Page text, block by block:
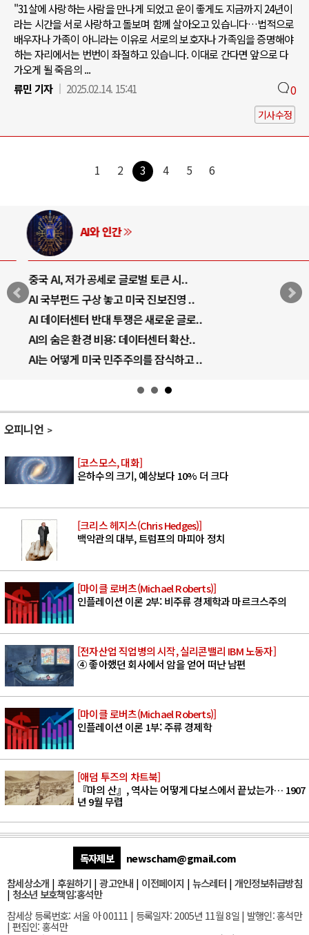
"31살에 사랑하는 사람을 만나게 되었고 운이 좋게도 지금까지 24년이
라는 시간을 서로 사랑하고 돌보며 함께 살아오고 있습니다…법적으로
배우자나 가족이 아니라는 이유로 서로의 보호자나 가족임을 증명해야
하는 자리에서는 번번이 좌절하고 있습니다. 이대로 간다면 앞으로 다
가오게 될 죽음의 ...
류민 기자
2025.02.14. 15:41 0
기사수정
1 2 3 4 5 6
AI와 인간
중국 AI, 저가 공세로 글로벌 토큰 시..
AI 국부펀드 구상 놓고 미국 진보진영 ..
AI 데이터센터 반대 투쟁은 새로운 글로..
AI의 숨은 환경 비용: 데이터센터 확산..
AI는 어떻게 미국 민주주의를 잠식하고 ..
오피니언
[코스모스, 대화]
은하수의 크기, 예상보다 10% 더 크다
[크리스 헤지스(Chris Hedges)]
백악관의 대부, 트럼프의 마피아 정치
[마이클 로버츠(Michael Roberts)]
인플레이션 이론 2부: 비주류 경제학과 마르크스주의
[전자산업 직업병의 시작, 실리콘밸리 IBM 노동자]
④ 좋아했던 회사에서 암을 얻어 떠난 남편
[마이클 로버츠(Michael Roberts)]
인플레이션 이론 1부: 주류 경제학
[애덤 투즈의 차트북]
『마의 산』, 역사는 어떻게 다보스에서 끝났는가… 1907
년 9월 무렵
독자제보
newscham@gmail.com
참세상소개 | 후원하기 |광고안내 | 이전페이지 | 뉴스레터| 개인정보취급방침
| 청소년 보호책임:홍석만
참세상 등록번호: 서울 아 00111 | 등록일자: 2005년 11월 8일 | 발행인: 홍석만
| 편집인: 홍석만